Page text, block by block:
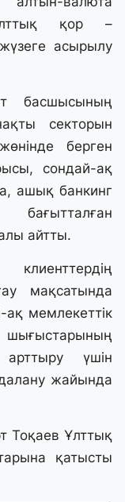
қор –
асырылу
басшысының
секторын
берген
сондай-ақ
ашық банкинг
айтты.
мақсатында
мемлекеттік
үшін
жайында
Тоқаев Ұлттық
қатысты